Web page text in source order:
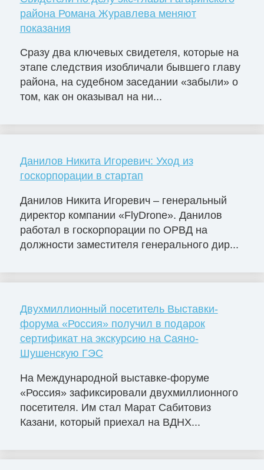
района Романа Журавлева меняют
показания
Сразу два ключевых свидетеля, которые на
этапе следствия изобличали бывшего главу
района, на судебном заседании «забыли» о
том, как он оказывал на ни...
Данилов Никита Игоревич: Уход из
госкорпорации в стартап
Данилов Никита Игоревич – генеральный
директор компании «FlyDrone». Данилов
работал в госкорпорации по ОРВД на
должности заместителя генерального дир...
Двухмиллионный посетитель Выставки-
форума «Россия» получил в подарок
сертификат на экскурсию на Саяно-
Шушенскую ГЭС
На Международной выставке-форуме
«Россия» зафиксировали двухмиллионного
посетителя. Им стал Марат Сабитовиз
Казани, который приехал на ВДНХ...